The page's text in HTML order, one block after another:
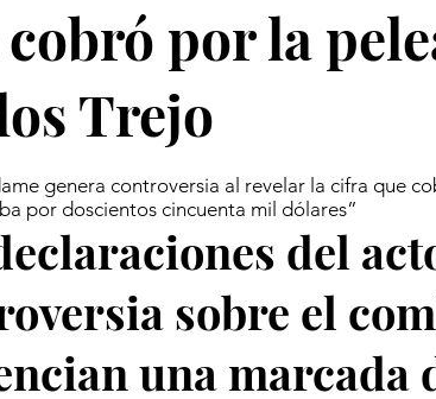
por la
Trejo
genera controversia al revelar la cifra que
por doscientos cincuenta mil dólares”
del
sobre el
una marcada